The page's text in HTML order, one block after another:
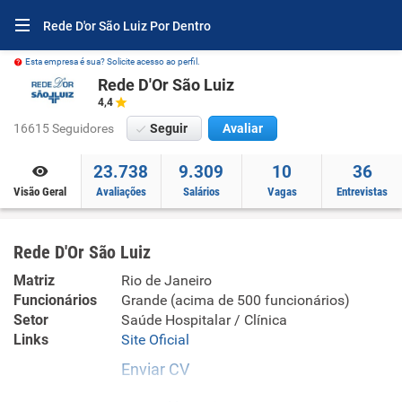
Rede D'or São Luiz Por Dentro
Esta empresa é sua? Solicite acesso ao perfil.
Rede D'Or São Luiz
4,4
16615 Seguidores Seguir Avaliar
Visão Geral
23.738
Avaliações
9.309
Salários
10
Vagas
36
Entrevistas
Rede D'Or São Luiz
Matriz
Rio de Janeiro
Funcionários
Grande (acima de 500 funcionários)
Setor
Saúde Hospitalar / Clínica
Links
Site Oficial
Enviar CV